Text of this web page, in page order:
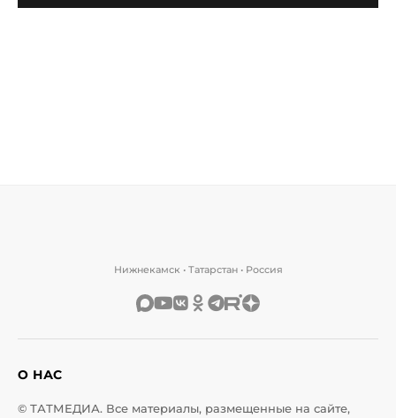
Нижнекамск • Татарстан • Россия
О НАС
© ТАТМЕДИА. Все материалы, размещенные на сайте,